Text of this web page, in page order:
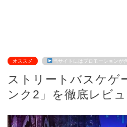
オススメ 当サイトにはプロモーションが
ストリートバスケゲ
ンク2」を徹底レビュ